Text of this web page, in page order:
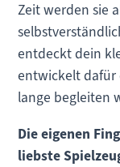
Zeit werden sie
entdeckt dein
entwickelt dafür
lange begleiten
Die eigenen
liebste